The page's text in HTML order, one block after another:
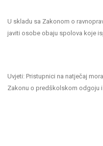
U skladu sa Zakonom o
javiti osobe obaju spolova koje
Uvjeti: Pristupnici na natječaj
Zakonu o predškolskom odgoju